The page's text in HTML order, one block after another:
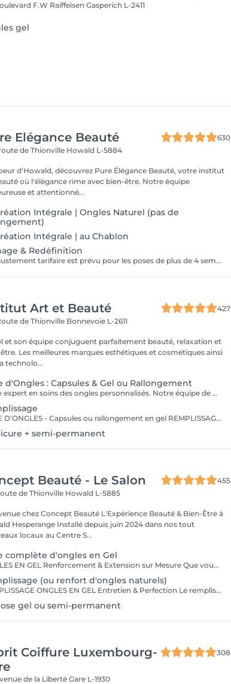
F.W RaiffeisenGasperich L-2411
gel
Elégance Beauté
630
de Thionville Howald L-5884
d'Howald, découvrez Pure Élégance Beauté, votre institut
où l'élégance rime avec bien-être. Notre équipe
et attentionné...
Intégrale | Ongles Naturel (pas de
Intégrale | au Chablon
& Redéfinition
Un ajustement tarifaire est prévu pour les poses de plus de 4 semaines nécessitant un travail de restructuration .
Art et Beauté
427
de Thionville Bonnevoie L-2611
et son équipe conjuguent parfaitement beauté, relaxation et
et cosmétiques ainsi
technolo...
d'Ongles : Capsules & Gel ou Rallongement
Votre expert en soins des ongles personnalisés. Notre équipe de prothésistes ongulaires diplômées vous offre une gamme complète de services pour des ongles magnifiques et durables. Expertise et Professionnalisme : Prothésistes qualifiées et expérimentées : o Isabel o Francesca o Fatima o Deborah o Patricia o Mirza Des produits de haute qualité, aux couleurs variées pour des résultats éclatants et durables. Garantie de beauté et santé de vos ongles. Services adaptés à vos goûts et votre personnalité Capsules pour allonger rapidement vos ongles. Rallongement en Gel : Pour un résultat naturel et durable. Remplissage toute les 3 a 4 semaines pour comble la repousse et préserve l'intégrité de la pose initiale. Manucure Soins et esthétisme pour des ongles en pleine santé et élégants. Nos Techniques Manucure Combinée : Soins complets et embellissement. Vernis Semi-Permanent : Couleur durable sans pose de gel. Chablon ou Capsules : Pose traditionnelle ou look naturel.
POSE D'ONGLES - Capsules ou rallongement en gel REMPLISSAGE MANUCURE Nos prothésistes ongulaire diplômée vous accueille dans notre espace d'esthétique des soins des ongles personnalisés. Nos maîtrisons des méthodes qui sauront vous permettre de garder de beaux ongles durablement avec le stylise en fonction de vos goûts et de votre personnalité : manucure combinée, pose de vernis semi-permanent, remplissage, pose complète au chablon ou capsules. Nos produits à la pointe des tendances, de haute qualité, des couleurs dotées d'une pigmentation multiples.
+ semi-permanent
Beauté - Le Salon
455
de Thionville Howald L-5885
chez Concept Beauté L'Expérience Beauté & Bien-Être à
Hesperange Installé depuis juin 2024 dans nos tout
locaux au Centre S...
complète d'ongles en Gel
ONGLES EN GEL Renforcement & Extension sur Mesure Que vous souhaitiez allonger, renforcer ou corriger vos ongles, la technique du gel ProNails permet d'obtenir des ongles impeccables, résistants et naturels. Pourquoi choisir les ongles en gel ? Adapté aux ongles fragiles ou cassants Permet d'obtenir une longueur et une forme personnalisées Finition naturelle ou sophistiquée selon vos envies Remplissage conseillé toutes les 3 à 4 semaines Possibilité de French manucure, effet babyboomer ou nail art selon vos envies !
(ou renfort d'ongles naturels)
REMPLISSAGE ONGLES EN GEL Entretien & Perfection Le remplissage des ongles en gel est une étape essentielle pour préserver la beauté et la tenue de votre pose. Avec la repousse naturelle de l'ongle, un entretien régulier permet de redonner à vos ongles un aspect parfait, sans avoir à refaire une pose complète. Pourquoi faire un remplissage ? Redonne un aspect uniforme et impeccable Préserve la solidité et la durabilité de votre pose en gel Évite les décollements et renforce la structure de l'ongle Possibilité de changer la couleur ou d'ajouter une nouvelle décoration Fréquence conseillée : toutes les 3 à 4 semaines pour un résultat toujours soigné et harmonieux. Profitez-en pour opter pour une nouvelle teinte, un effet babyboomer ou un nail art unique !
gel ou semi-permanent
Coiffure Luxembourg-
308
de la LibertéGare L-1930